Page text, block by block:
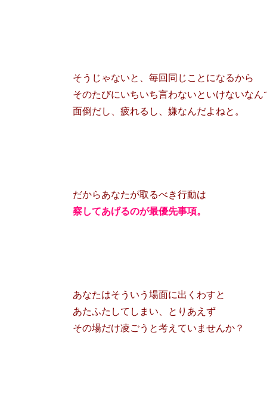
そうじゃないと、毎回同じことになるから
そのたびにいちいち言わないといけないなん
面倒だし、疲れるし、嫌なんだよねと。
だからあなたが取るべき行動は
察してあげるのが最優先事項。
あなたはそういう場面に出くわすと
あたふたしてしまい、とりあえず
その場だけ凌ごうと考えていませんか？